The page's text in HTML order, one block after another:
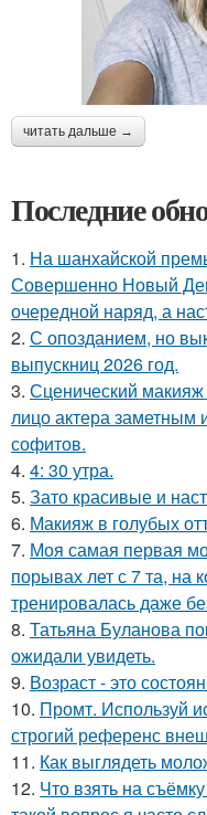
читать дальше →
Последние
1. На шанхайской
Совершенно Новый
очередной наряд, а
2. С опозданием, но
выпускниц 2026 год.
3. Сценический макияж
лицо актера заметным
софитов.
4. 4: 30 утра.
5. Зато красивые и
6. Макияж в голубых
7. Моя самая первая
порывах лет с 7 та, на
тренировалась даже
8. Татьяна Буланова
ожидали увидеть.
9. Возраст - это
10. Промт. Используй
строгий референс
11. Как выглядеть
12. Что взять на